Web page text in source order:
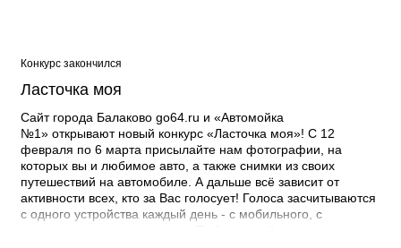
Конкурс закончился
Ласточка моя
Сайт города Балаково go64.ru и «Автомойка
№1» открывают новый конкурс «Ласточка моя»! С 12
февраля по 6 марта присылайте нам фотографии, на
которых вы и любимое авто, а также снимки из своих
путешествий на автомобиле. А дальше всё зависит от
активности всех, кто за Вас голосует! Голоса засчитываются
с одного устройства каждый день - с мобильного, с